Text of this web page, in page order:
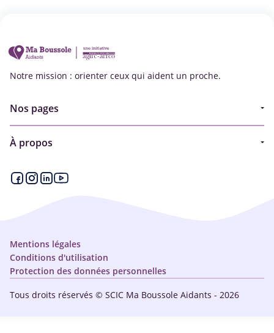
Notre mission : orienter ceux qui aident un proche.
Nos pages
Aides financières et congés
À propos
Qui sommes-nous ?
Tous droits réservés © SCIC Ma Boussole Aidants - 2026
Mentions légales
Conditions d'utilisation
Protection des données personnelles